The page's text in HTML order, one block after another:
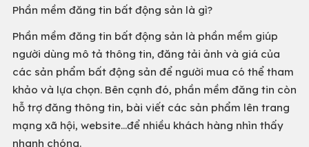
Phần mềm đăng tin bất động sản là gì?
Phần mềm đăng tin bất động sản là phần mềm giúp
người dùng mô tả thông tin, đăng tải ảnh và giá của
các sản phẩm bất động sản để người mua có thể tham
khảo và lựa chọn. Bên cạnh đó, phần mềm đăng tin còn
hỗ trợ đăng thông tin, bài viết các sản phẩm lên trang
mạng xã hội, website…để nhiều khách hàng nhìn thấy
nhanh chóng.